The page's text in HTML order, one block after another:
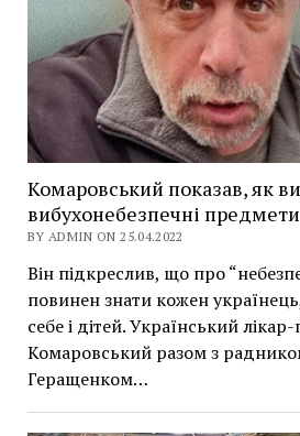
Комаровський показав, як
вибухонебезпечні предмети
BY ADMIN ON 25.04.2022
Він підкреслив, що про
повинен знати кожен
себе і дітей. Український
Комаровський разом з
Геращенком…